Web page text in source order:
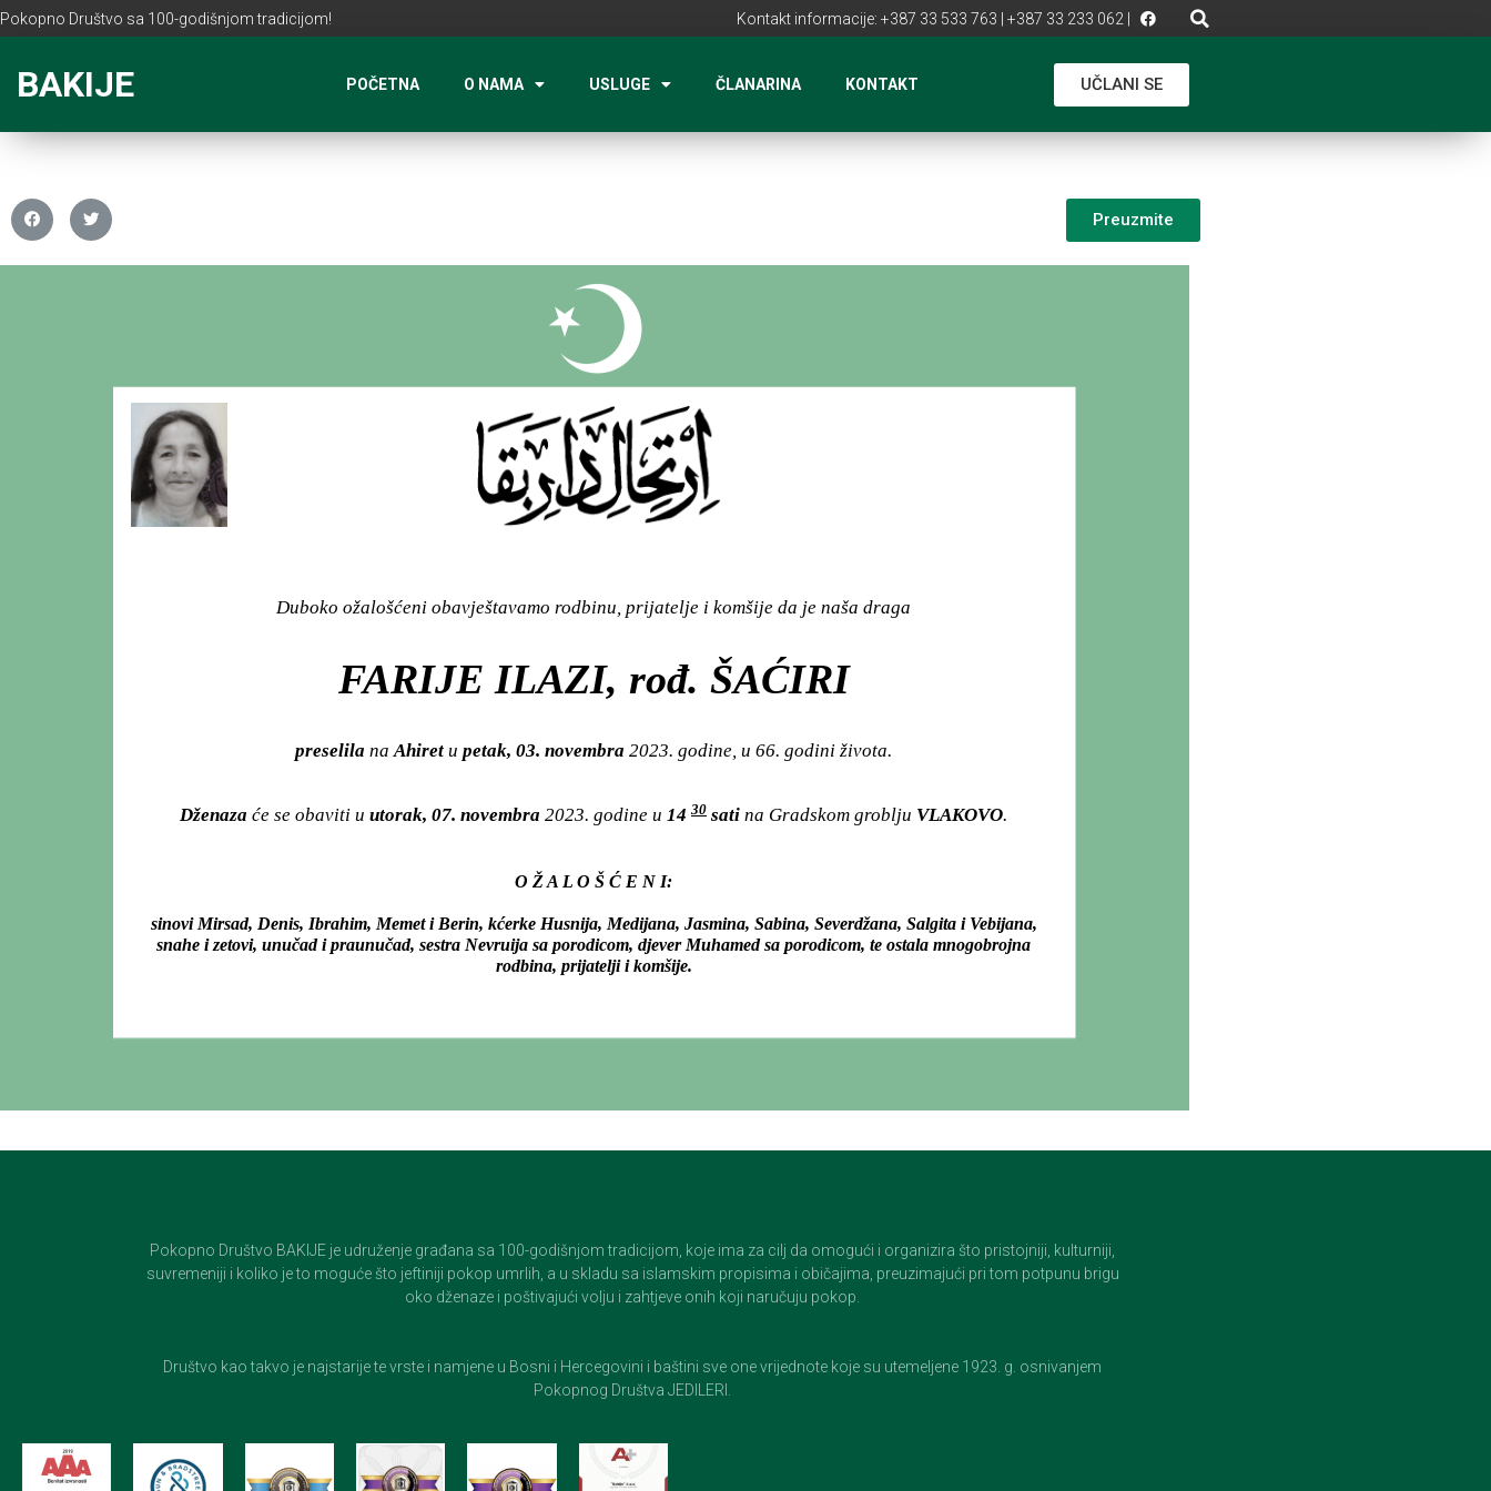
Pokopno Društvo sa 100-godišnjom tradicijom! Kontakt informacije: +387 33 533 763 | +387 33 233 062 |
BAKIJE POČETNA O NAMA USLUGE ČLANARINA KONTAKT UČLANI SE
Preuzmite
Duboko ožalošćeni obavještavamo rodbinu, prijatelje i komšije da je naša draga
FARIJE ILAZI, rođ. ŠAĆIRI
preselila naAhiret u petak, 03. novembra 2023. godine, u 66. godini života.
Dženaza će se obaviti u utorak, 07. novembra 2023. godine u 14 30 sati na Gradskom groblju VLAKOVO.
O Ž A L O Š Ć E N I:
sinovi Mirsad, Denis, Ibrahim, Memet i Berin, kćerke Husnija, Medijana, Jasmina, Sabina, Severdžana, Salgita i Vebijana,
snahe i zetovi, unučad i praunučad, sestra Nevruija sa porodicom, djever Muhamed sa porodicom, te ostala mnogobrojna
rodbina, prijatelji i komšije.
Pokopno Društvo BAKIJE je udruženje građana sa 100-godišnjom tradicijom, koje ima za cilj da omogući i organizira što pristojniji, kulturniji,
suvremeniji i koliko je to moguće što jeftiniji pokop umrlih, a u skladu sa islamskim propisima i običajima, preuzimajući pri tom potpunu brigu
oko dženaze i poštivajući volju i zahtjeve onih koji naručuju pokop.
Društvo kao takvo je najstarije te vrste i namjene u Bosni i Hercegovini i baštini sve one vrijednote koje su utemeljene 1923. g. osnivanjem
Pokopnog Društva JEDILERI.